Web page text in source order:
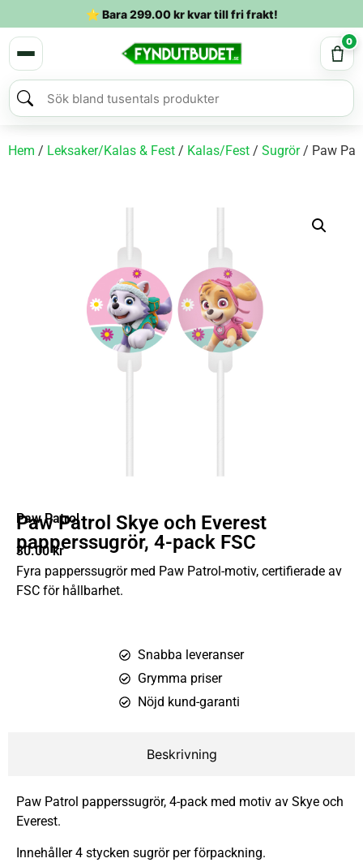
⭐ Bara299.00krkvar till fri frakt!
0
Hem / Leksaker/Kalas & Fest / Kalas/Fest / Sugrör/ Paw
Paw Patrol
Paw Patrol Skye och Everest
papperssugrör, 4-pack FSC
30.00kr
Fyra papperssugrör med Paw Patrol-motiv, certifierade av
FSC för hållbarhet.
Snabba leveranser
Grymma priser
Nöjd kund-garanti
Beskrivning
Paw Patrol papperssugrör, 4-pack med motiv av Skye och
Everest.
Innehåller 4 stycken sugrör per förpackning.